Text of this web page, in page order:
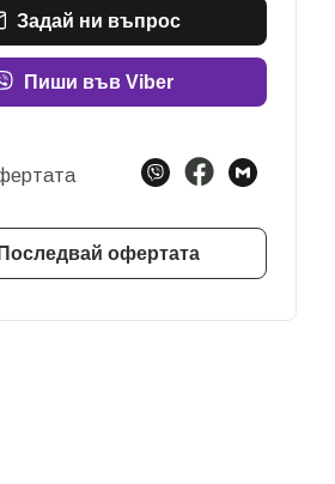
Задай ни въпрос
Пиши във Viber
Последвай офертата